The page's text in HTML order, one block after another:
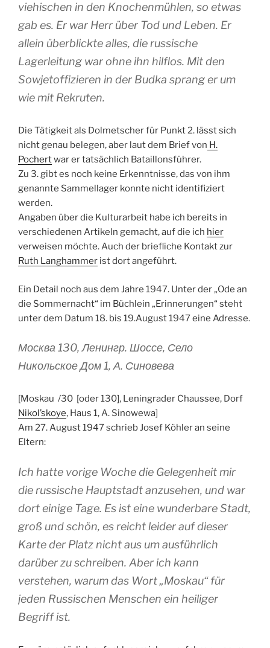
viehischen in den Knochenmühlen, so etwas
gab es. Er war Herr über Tod und Leben. Er
allein überblickte alles, die russische
Lagerleitung war ohne ihn hilflos. Mit den
Sowjetoffizieren in der Budka sprang er um
wie mit Rekruten.
Die Tätigkeit als Dolmetscher für Punkt 2. lässt sich
nicht genau belegen, aber laut dem Brief von H.
Pochertwar er tatsächlich Bataillonsführer.
Zu 3. gibt es noch keine Erkenntnisse, das von ihm
genannte Sammellager konnte nicht identifiziert
werden.
Angaben über die Kulturarbeit habe ich bereits in
verschiedenen Artikeln gemacht, auf die ich hier
verweisen möchte. Auch der briefliche Kontakt zur
Ruth Langhammer ist dort angeführt.
Ein Detail noch aus dem Jahre 1947. Unter der „Ode an
die Sommernacht“ im Büchlein „Erinnerungen“ steht
unter dem Datum 18. bis 19.August 1947 eine Adresse.
Москва 130, Ленингр. Шоссе, Село
Никольское Дом 1, А. Синовева
[Moskau /30 [oder 130], Leningrader Chaussee, Dorf
Nikol’skoye, Haus 1, A. Sinowewa]
Am 27. August 1947 schrieb Josef Köhler an seine
Eltern:
Ich hatte vorige Woche die Gelegenheit mir
die russische Hauptstadt anzusehen, und war
dort einige Tage. Es ist eine wunderbare Stadt,
groß und schön, es reicht leider auf dieser
Karte der Platz nicht aus um ausführlich
darüber zu schreiben. Aber ich kann
verstehen, warum das Wort „Moskau“ für
jeden Russischen Menschen ein heiliger
Begriff ist.